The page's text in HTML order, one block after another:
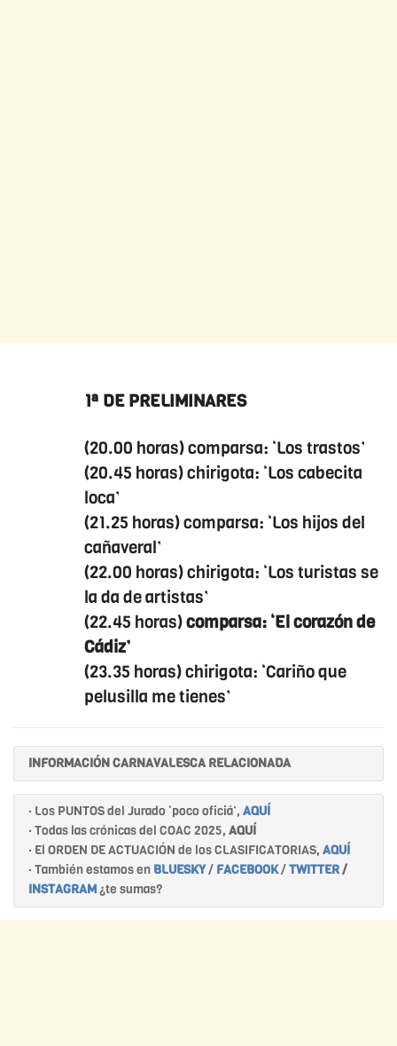
1ª DE PRELIMINARES
(20.00 horas) comparsa: ‘Los trastos’
(20.45 horas) chirigota: ‘Los cabecita
loca’
(21.25 horas) comparsa: ‘Los hijos del
cañaveral’
(22.00 horas) chirigota: ‘Los turistas se
la da de artistas’
(22.45 horas)comparsa: ‘El corazón de
Cádiz’
(23.35 horas) chirigota: ‘Cariño que
pelusilla me tienes’
INFORMACIÓN CARNAVALESCA RELACIONADA
· Los PUNTOS del Jurado ‘poco oficiá’, AQUÍ
· Todas las crónicas del COAC 2025, AQUÍ
· El ORDEN DE ACTUACIÓN de los CLASIFICATORIAS, AQUÍ
· También estamos en BLUESKY/ FACEBOOK/TWITTER/
INSTAGRAM¿te sumas?